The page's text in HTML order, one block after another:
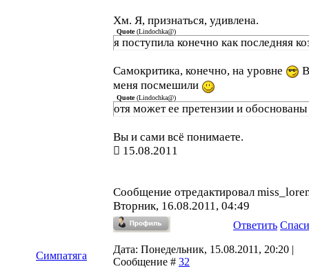
Хм. Я, признаться, удивлена.
Quote(Lindochka@)
я поступила конечно как последняя
Самокритика, конечно, на уровне
меня посмешили
Quote(Lindochka@)
отя может ее претензии и обоснованы
Вы и сами всё понимаете.
15.08.2011
Сообщение отредактировал
Вторник, 16.08.2011, 04:49
Ответить
Симпатяга
Дата: Понедельник, 15.08.2011, 20:20 |
Сообщение # 32